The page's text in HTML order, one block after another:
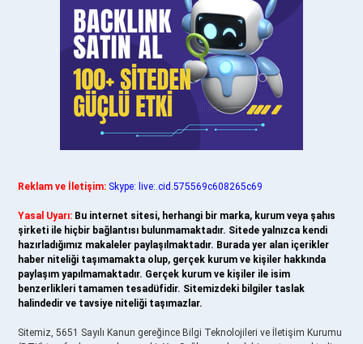
Reklam ve İletişim: Skype: live:.cid.575569c608265c69
Yasal Uyarı: Bu internet sitesi, herhangi bir marka, kurum veya şahıs
şirketi ile hiçbir bağlantısı bulunmamaktadır. Sitede yalnızca kendi
hazırladığımız makaleler paylaşılmaktadır. Burada yer alan içerikler
haber niteliği taşımamakta olup, gerçek kurum ve kişiler hakkında
paylaşım yapılmamaktadır. Gerçek kurum ve kişiler ile isim
benzerlikleri tamamen tesadüfidir. Sitemizdeki bilgiler taslak
halindedir ve tavsiye niteliği taşımazlar.
Sitemiz, 5651 Sayılı Kanun gereğince Bilgi Teknolojileri ve İletişim Kurumu